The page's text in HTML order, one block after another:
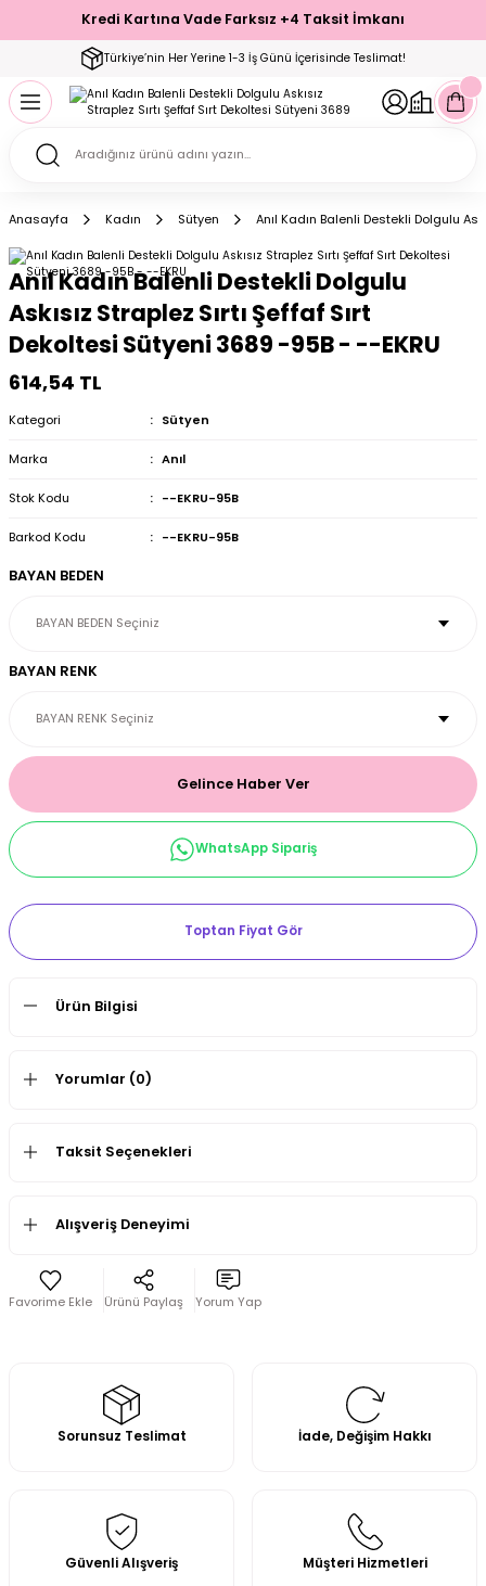
Kredi Kartına Vade Farksız +4 Taksit İmkanı
Türkiye’nin Her Yerine 1-3 İş Günü İçerisinde Teslimat!
Geri Dön
Geri Dön
Geri Dön
Geri Dön
Geri Dön
Geri Dön
Geri Dön
Çorap
Geri Dön
Geri Dön
Anasayfa Kadın Sütyen Anıl Kadın Balenli Destekli Dolgulu
Anıl Kadın Balenli Destekli Dolgulu
Askısız Straplez Sırtı Şeffaf Sırt
Dekoltesi Sütyeni 3689 -95B - --EKRU
614,54 TL
Kategori Sütyen
Marka Anıl
Stok Kodu --EKRU-95B
Barkod Kodu --EKRU-95B
BAYAN BEDEN
BAYAN RENK
Gelince Haber Ver
WhatsApp Sipariş
Toptan Fiyat Gör
Ürün Bilgisi
Yorumlar (0)
Taksit Seçenekleri
Alışveriş Deneyimi
Ürünü Paylaş Yorum Yap
Sorunsuz Teslimat İade, Değişim Hakkı
Güvenli Alışveriş Müşteri Hizmetleri